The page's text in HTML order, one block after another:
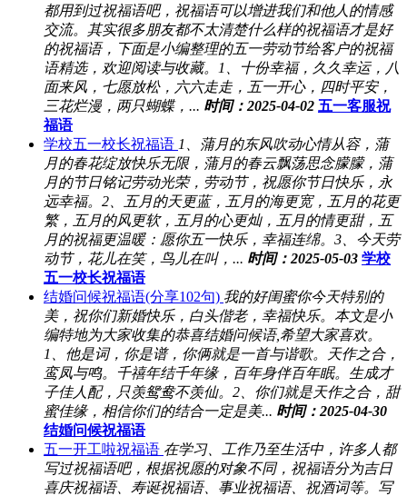
都用到过祝福语吧，祝福语可以增进我们和他人的情感
交流。其实很多朋友都不太清楚什么样的祝福语才是好
的祝福语，下面是小编整理的五一劳动节给客户的祝福
语精选，欢迎阅读与收藏。1、十份幸福，久久幸运，八
面来风，七愿放松，六六走走，五一开心，四时平安，
三花烂漫，两只蝴蝶，... 时间：2025-04-02 五一客服祝
福语
学校五一校长祝福语 1、蒲月的东风吹动心情从容，蒲
月的春花绽放快乐无限，蒲月的春云飘荡思念朦朦，蒲
月的节日铭记劳动光荣，劳动节，祝愿你节日快乐，永
远幸福。2、五月的天更蓝，五月的海更宽，五月的花更
繁，五月的风更软，五月的心更灿，五月的情更甜，五
月的祝福更温暖：愿你五一快乐，幸福连绵。3、今天劳
动节，花儿在笑，鸟儿在叫，... 时间：2025-05-03 学校
五一校长祝福语
结婚问候祝福语(分享102句) 我的好闺蜜你今天特别的
美，祝你们新婚快乐，白头偕老，幸福快乐。本文是小
编特地为大家收集的恭喜结婚问候语,希望大家喜欢。
1、他是词，你是谱，你俩就是一首与谐歌。天作之合，
鸾凤与鸣。千禧年结千年缘，百年身伴百年眠。生成才
子佳人配，只羡鸳鸯不羡仙。2、你们就是天作之合，甜
蜜佳缘，相信你们的结合一定是美... 时间：2025-04-30
结婚问候祝福语
五一开工啦祝福语 在学习、工作乃至生活中，许多人都
写过祝福语吧，根据祝愿的对象不同，祝福语分为吉日
喜庆祝福语、寿诞祝福语、事业祝福语、祝酒词等。写